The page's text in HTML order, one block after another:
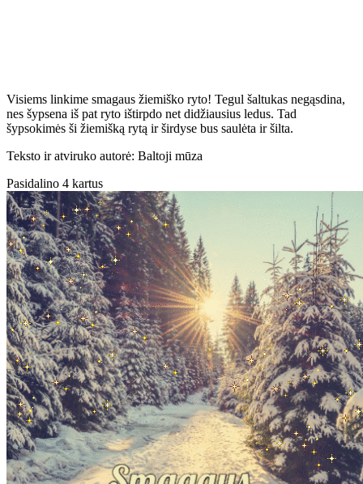
Visiems linkime smagaus žiemiško ryto! Tegul šaltukas negąsdina,
nes šypsena iš pat ryto ištirpdo net didžiausius ledus. Tad
šypsokimės ši žiemišką rytą ir širdyse bus saulėta ir šilta.
Teksto ir atviruko autorė: Baltoji mūza
Pasidalino 4 kartus